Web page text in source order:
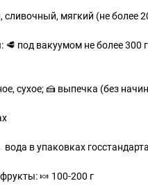
мягкий (не более
🥩 под вакуумом не более
сухое; 🍰 выпечка (без
вода в упаковках
🍬 100-200 г